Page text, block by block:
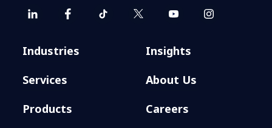
Industries
Services
Products
Insights
About Us
Careers